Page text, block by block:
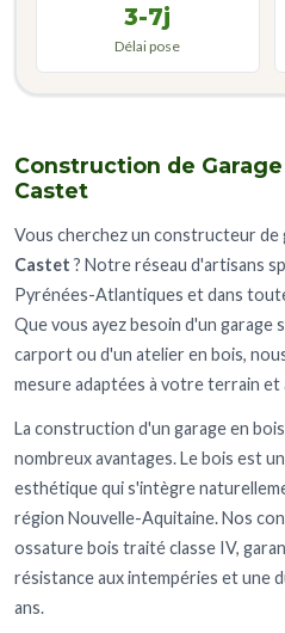
Construction de
Castet
Vous cherchez un constructeur de
Castet ? Notre réseau d'artisans
Pyrénées-Atlantiques et dans
Que vous ayez besoin d'un garage
carport ou d'un atelier en bois,
mesure adaptées à votre terrain
La construction d'un garage en
nombreux avantages. Le bois est
esthétique qui s'intègre
région Nouvelle-Aquitaine. Nos
ossature bois traité classe IV,
résistance aux intempéries et une
ans.
3-7j
Délai pose